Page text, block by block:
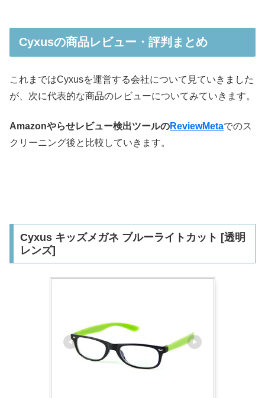
Cyxusの商品レビュー・評判まとめ
これまではCyxusを運営する会社について見ていきました
が、次に代表的な商品のレビューについてみていきます。
Amazonやらせレビュー検出ツールのReviewMetaでのス
クリーニング後と比較していきます。
Cyxus キッズメガネ ブルーライトカット [透明
レンズ]